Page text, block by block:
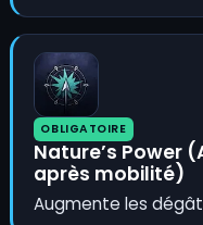
OBLIGATOIRE
Nature’s Power
après mobilité)
Augmente les